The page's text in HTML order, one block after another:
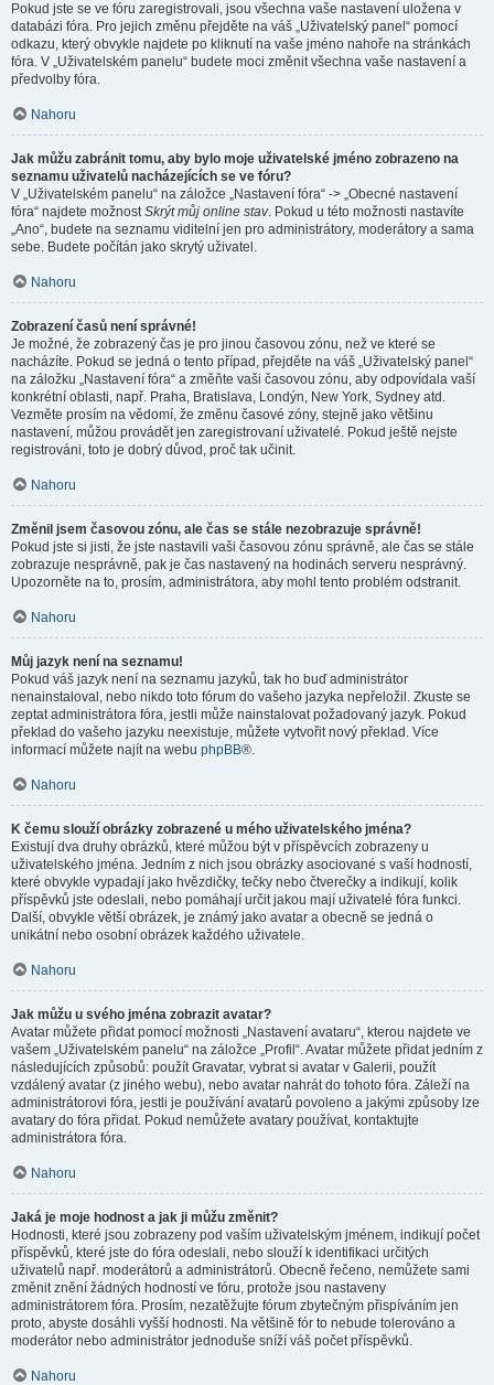
Pokud jste se ve fóru zaregistrovali, jsou všechna vaše nastavení uložena v
databázi fóra. Pro jejich změnu přejděte na váš „Uživatelský panel“ pomocí
odkazu, který obvykle najdete po kliknutí na vaše jméno nahoře na stránkách
fóra. V „Uživatelském panelu“ budete moci změnit všechna vaše nastavení a
předvolby fóra.
Nahoru
Jak můžu zabránit tomu, aby bylo moje uživatelské jméno zobrazeno na
seznamu uživatelů nacházejících se ve fóru?
V „Uživatelském panelu“ na záložce „Nastavení fóra“ -> „Obecné nastavení
fóra“ najdete možnostSkrýt můj online stav. Pokud u této možnosti nastavíte
„Ano“, budete na seznamu viditelní jen pro administrátory, moderátory a sama
sebe. Budete počítán jako skrytý uživatel.
Nahoru
Zobrazení časů není správné!
Je možné, že zobrazený čas je pro jinou časovou zónu, než ve které se
nacházíte. Pokud se jedná o tento případ, přejděte na váš „Uživatelský panel“
na záložku „Nastavení fóra“ a změňte vaši časovou zónu, aby odpovídala vaší
konkrétní oblasti, např. Praha, Bratislava, Londýn, New York, Sydney atd.
Vezměte prosím na vědomí, že změnu časové zóny, stejně jako většinu
nastavení, můžou provádět jen zaregistrovaní uživatelé. Pokud ještě nejste
registrováni, toto je dobrý důvod, proč tak učinit.
Nahoru
Změnil jsem časovou zónu, ale čas se stále nezobrazuje správně!
Pokud jste si jisti, že jste nastavili vaši časovou zónu správně, ale čas se stále
zobrazuje nesprávně, pak je čas nastavený na hodinách serveru nesprávný.
Upozorněte na to, prosím, administrátora, aby mohl tento problém odstranit.
Nahoru
Můj jazyk není na seznamu!
Pokud váš jazyk není na seznamu jazyků, tak ho buď administrátor
nenainstaloval, nebo nikdo toto fórum do vašeho jazyka nepřeložil. Zkuste se
zeptat administrátora fóra, jestli může nainstalovat požadovaný jazyk. Pokud
překlad do vašeho jazyku neexistuje, můžete vytvořit nový překlad. Více
informací můžete najít na webu phpBB®.
Nahoru
K čemu slouží obrázky zobrazené u mého uživatelského jména?
Existují dva druhy obrázků, které můžou být v příspěvcích zobrazeny u
uživatelského jména. Jedním z nich jsou obrázky asociované s vaší hodností,
které obvykle vypadají jako hvězdičky, tečky nebo čtverečky a indikují, kolik
příspěvků jste odeslali, nebo pomáhají určit jakou mají uživatelé fóra funkci.
Další, obvykle větší obrázek, je známý jako avatar a obecně se jedná o
unikátní nebo osobní obrázek každého uživatele.
Nahoru
Jak můžu u svého jména zobrazit avatar?
Avatar můžete přidat pomocí možnosti „Nastavení avataru“, kterou najdete ve
vašem „Uživatelském panelu“ na záložce „Profil“. Avatar můžete přidat jedním z
následujících způsobů: použít Gravatar, vybrat si avatar v Galerii, použít
vzdálený avatar (z jiného webu), nebo avatar nahrát do tohoto fóra. Záleží na
administrátorovi fóra, jestli je používání avatarů povoleno a jakými způsoby lze
avatary do fóra přidat. Pokud nemůžete avatary používat, kontaktujte
administrátora fóra.
Nahoru
Jaká je moje hodnost a jak ji můžu změnit?
Hodnosti, které jsou zobrazeny pod vaším uživatelským jménem, indikují počet
příspěvků, které jste do fóra odeslali, nebo slouží k identifikaci určitých
uživatelů např. moderátorů a administrátorů. Obecně řečeno, nemůžete sami
změnit znění žádných hodností ve fóru, protože jsou nastaveny
administrátorem fóra. Prosím, nezatěžujte fórum zbytečným přispíváním jen
proto, abyste dosáhli vyšší hodnosti. Na většině fór to nebude tolerováno a
moderátor nebo administrátor jednoduše sníží váš počet příspěvků.
Nahoru